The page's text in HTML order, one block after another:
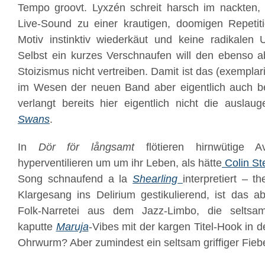
Tempo groovt. Lyxzén schreit harsch im nackten,
Live-Sound zu einer krautigen, doomigen
Motiv instinktiv wiederkäut und keine radikalen
Selbst ein kurzes Verschnaufen will den ebenso
Stoizismus nicht vertreiben. Damit ist das
im Wesen der neuen Band aber eigentlich auch
verlangt bereits hier eigentlich nicht die
Swans.
In Dör för långsamtflötieren hirnwütige
hyperventilieren um um ihr Leben, als hätte Colin
Song schnaufend a laShearling interpretiert –
Klargesang ins Delirium gestikulierend, ist das
Folk-Narretei aus dem Jazz-Limbo, die
kaputte Maruja-Vibes mit der kargen Titel-Hook in
Ohrwurm? Aber zumindest ein seltsam griffiger